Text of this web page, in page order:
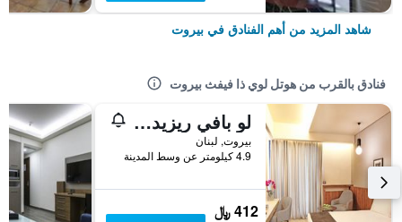
شاهد المزيد من أهم الفنادق في بيروت
فنادق بالقرب من هوتل لوي ذا فيفث بيروت
لو بافي ريزيدنس
بيروت, لبنان
4.9 كيلومتر عن وسط المدينة
412 ﷼